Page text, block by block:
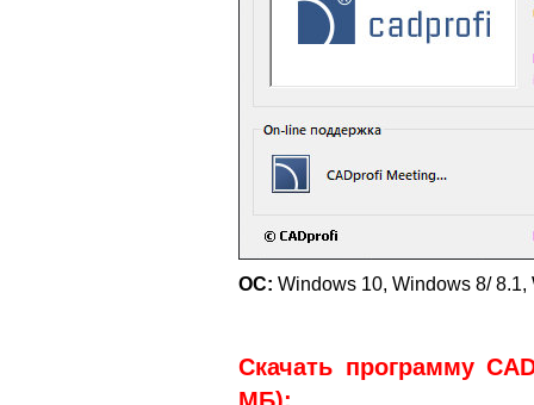
ОС: Windows 10, Windows 8/
Скачать программу